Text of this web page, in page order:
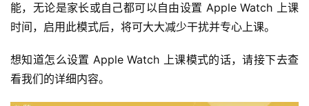
能，无论是家长或自己都可以自由设置 Apple Watch 上课
时间，启用此模式后，将可大大减少干扰并专心上课。
想知道怎么设置 Apple Watch 上课模式的话，请接下去查
看我们的详细内容。